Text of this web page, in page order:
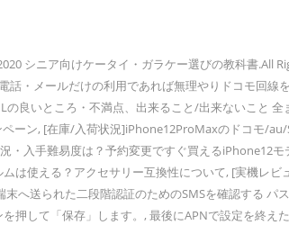
シニア向けケータイ・ガラケー選びの教科書.All
・メールだけの利用であれば無理やりドコモ回
良いところ・不満点、出来ること/出来ないこと
ーン, [在庫/入荷状況]iPhone12ProMaxのドコモ/
入手難易度は？予約変更ですぐ買えるiPhone12
は使える？アクセサリー互換性について, [実機レ
へ送られた二段階認証のためのSMSを確認する
押して「保存」します。, 最後にAPNで設定を終